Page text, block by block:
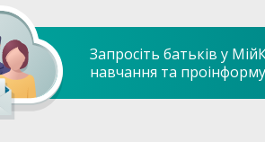
Запросіть батьків у
навчання та